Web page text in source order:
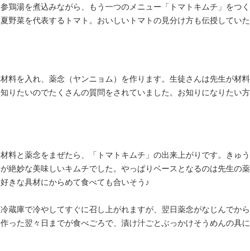
参鶏湯を煮込みながら、もう一つのメニュー「トマトキムチ」をつく
夏野菜を代表するトマト。おいしいトマトの見分け方も伝授していた
材料を入れ、薬念（ヤンニョム）を作ります。生徒さんは先生が材
知りたいのでたくさんの質問をされていました。お知りになりたい
材料と薬念をまぜたら、「トマトキムチ」の出来上がりです。きゅ
が絶妙な美味しいキムチでした。やっぱりベースとなるのは先生の薬
好きな具材にからめて食べても合いそう♪
冷蔵庫で冷やしてすぐに召し上がれますが、翌日薬念がなじんでか
作った翌々日までが食べごろで、漬け汁ごとぶっかけそうめんの具